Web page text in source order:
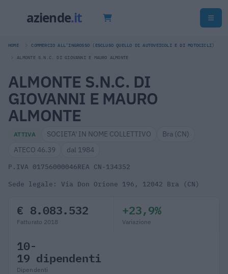
HOME COMMERCIO ALL'INGROSSO (ESCLUSO QUELLO DI AUTOVEICOLI E DI MOTOCICLI)
ALMONTE S.N.C. DI GIOVANNI E MAURO ALMONTE
ALMONTE S.N.C. DI
GIOVANNI E MAURO
ALMONTE
ATTIVA SOCIETA' IN NOME COLLETTIVO
Bra (CN)
ATECO 46.39
dal 1984
P.IVA 01756000046REA CN-134352
Sede legale: Via Don Orione 196, 12042 Bra (CN)
€ 8.083.532
Fatturato 2018
+23,9%
Variazione
10-
19 dipendenti
Dipendenti